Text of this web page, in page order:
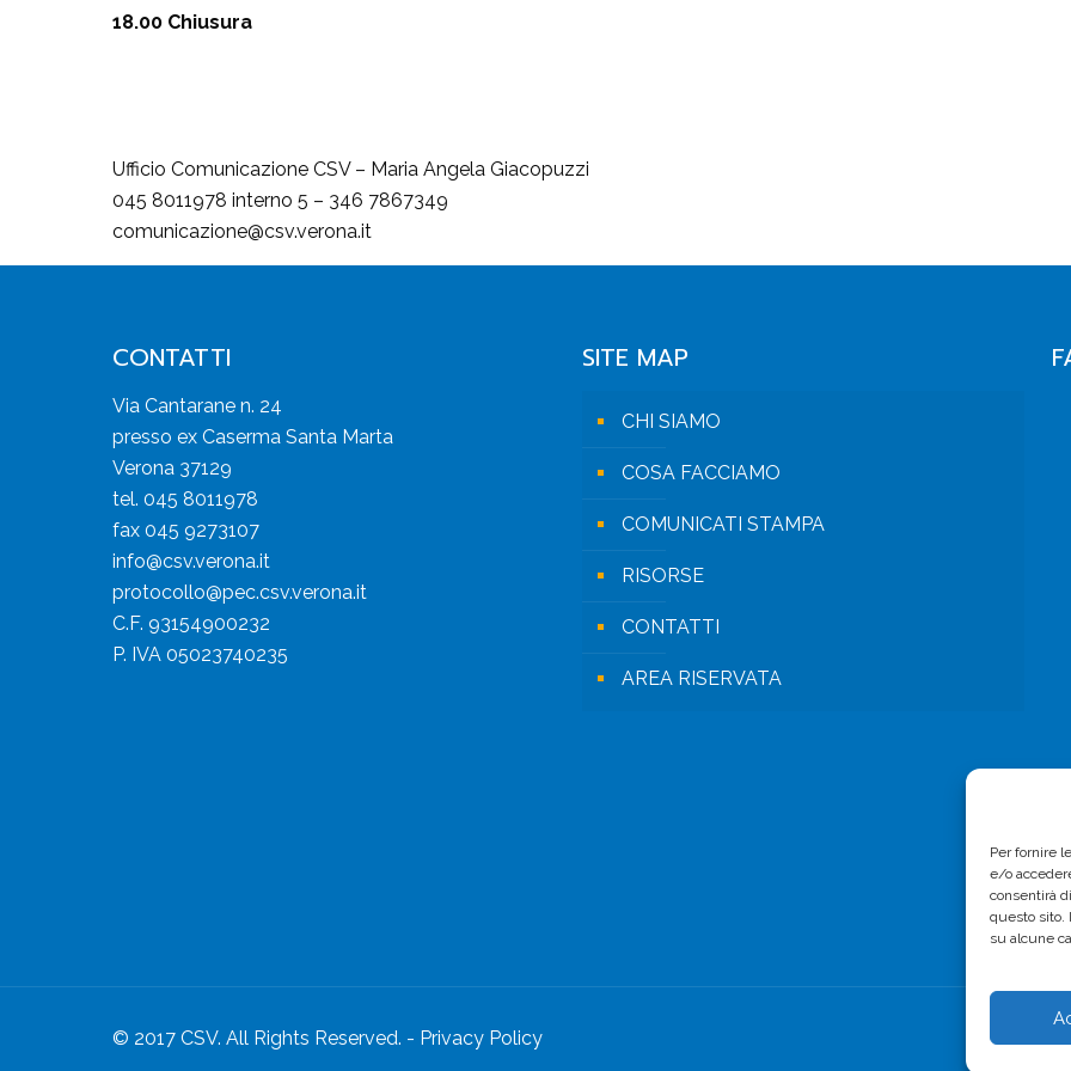
Per fornire
e/o
consentirà
questo sito.
su alcune
18.00 Chiusura
Ufficio Comunicazione CSV – Maria Angela Giacopuzzi
045 8011978 interno 5 – 346 7867349
comunicazione@csv.verona.it
CONTATTI
Via Cantarane n. 24
presso ex Caserma Santa Marta
Verona 37129
tel. 045 8011978
fax 045 9273107
info@csv.verona.it
protocollo@pec.csv.verona.it
C.F. 93154900232
P. IVA 05023740235
SITE MAP
CHI SIAMO
COSA FACCIAMO
COMUNICATI STAMPA
RISORSE
CONTATTI
AREA RISERVATA
© 2017 CSV. All Rights Reserved. - Privacy Policy